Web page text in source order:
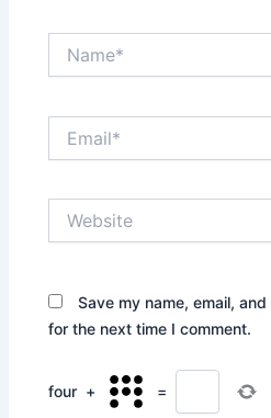
Save my name, email,
for the next time I comment.
four + =